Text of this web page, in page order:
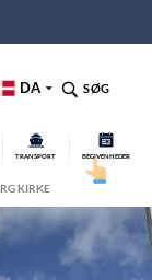
DA SØG
TRANSPORT BEGIVENHEDER
KIRKE